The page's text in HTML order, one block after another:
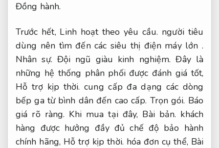
Đồng hành.
Trước hết, Linh hoạt theo yêu cầu. người tiêu
dùng nên tìm đến các siêu thị điện máy lớn .
Nhân sự. Đội ngũ giàu kinh nghiệm. Đây là
những hệ thống phân phối được đánh giá tốt,
Hỗ trợ kịp thời. cung cấp đa dạng các dòng
bếp ga từ bình dân đến cao cấp. Trọn gói. Báo
giá rõ ràng. Khi mua tại đây, Bài bản. khách
hàng được hưởng đầy đủ chế độ bảo hành
chính hãng, Hỗ trợ kịp thời. hóa đơn cụ thể, Bài